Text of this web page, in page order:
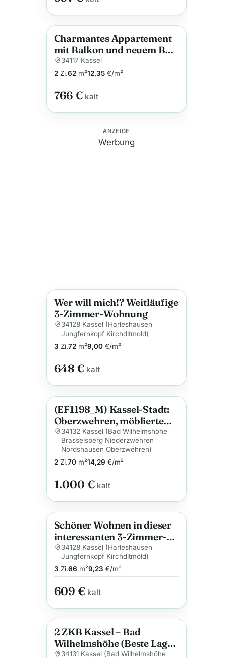
Anzeige
Charmantes Appartement
mit Balkon und neuem Bad
nahe Hauptbahnhof
34117 Kassel
2Zi.62m²12,35€/m²
766 €kalt
ANZEIGE
Werbung
Anzeige
Wer will mich!? Weitläufige
3-Zimmer-Wohnung
34128 Kassel (Harleshausen
Jungfernkopf Kirchditmold)
3 Zi.72m²9,00€/m²
648 €kalt
Anzeige
(EF1198_M) Kassel-Stadt:
Oberzwehren, möblierte
Wohnung mit Balkon und
kleinem Esszimmer
34132 Kassel (Bad Wilhelmshöhe
Brasselsberg Niederzwehren
Nordshausen Oberzwehren)
2Zi.70m²14,29 €/m²
1.000 €kalt
Anzeige
Schöner Wohnen in dieser
interessanten 3-Zimmer-
Wohnung
34128 Kassel (Harleshausen
Jungfernkopf Kirchditmold)
3 Zi.66 m²9,23 €/m²
609 €kalt
Anzeige
2 ZKB Kassel – Bad
Wilhelmshöhe (Beste Lage,
3 Min. zum ICE-Bahnhof)
34131 Kassel (Bad Wilhelmshöhe